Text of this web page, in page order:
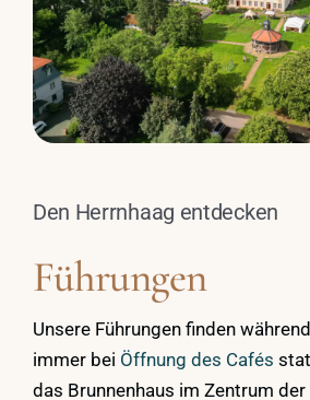
Den Herrnhaag entdecken
Führungen
Unsere Führungen finden
immer bei Öffnung des Cafés
das Brunnenhaus im Zentrum der